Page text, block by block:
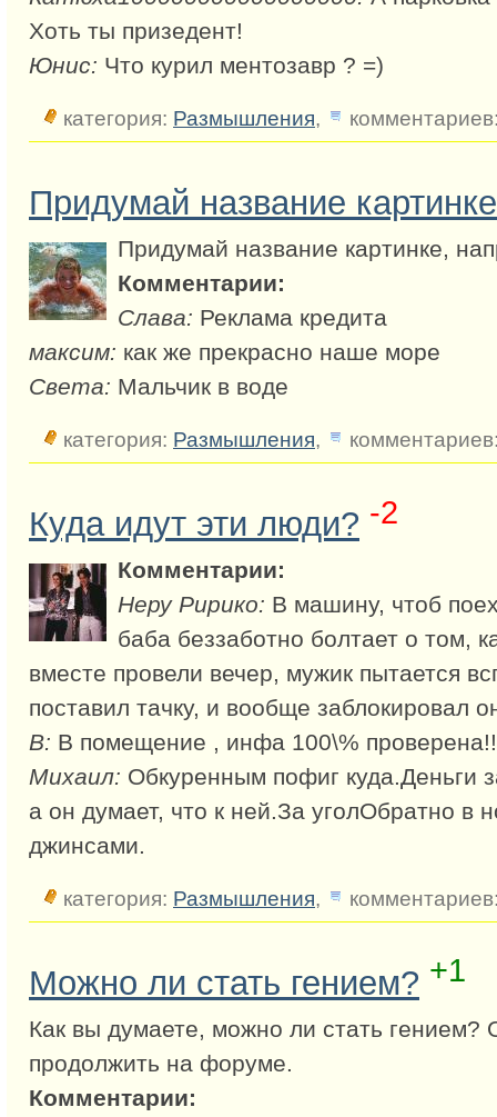
Хоть ты призедент!
Юнис: Что курил ментозавр ? =)
категория: Размышления,
Придумай название картинке
Придумай название картинке,
Комментарии:
Слава: Реклама кредита
максим: как же прекрасно наше море
Света: Мальчик в воде
категория: Размышления,
Куда идут эти люди? -2
Комментарии:
Неру Ририко: В машину, чтоб
баба беззаботно болтает о том,
вместе провели вечер, мужик пытается
поставил тачку, и вообще заблокировал
В: В помещение , инфа 100\%
Михаил: Обкуренным пофиг куда.Деньги
а он думает, что к ней.За уголОбратно в
джинсами.
категория: Размышления,
Можно ли стать гением? +1
Как вы думаете, можно ли стать
продолжить на форуме.
Комментарии: